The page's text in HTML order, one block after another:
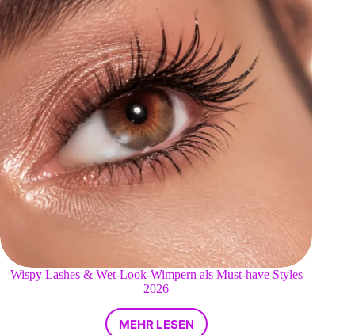
Wispy Lashes & Wet-Look-Wimpern als Must-have Styles
2026
MEHR LESEN